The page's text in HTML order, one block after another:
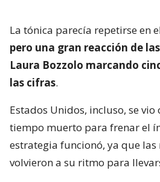
La tónica parecía repetirse en
pero una gran reacción de
Laura Bozzolo marcando
las cifras.
Estados Unidos, incluso, se
tiempo muerto para frenar el
estrategia funcionó, ya que
volvieron a su ritmo para